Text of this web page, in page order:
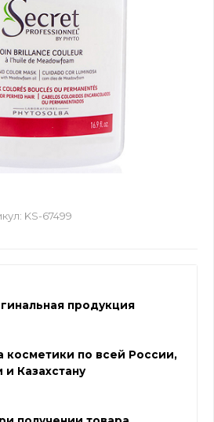
KS-67499
продукция
косметики по всей России,
и Казахстану